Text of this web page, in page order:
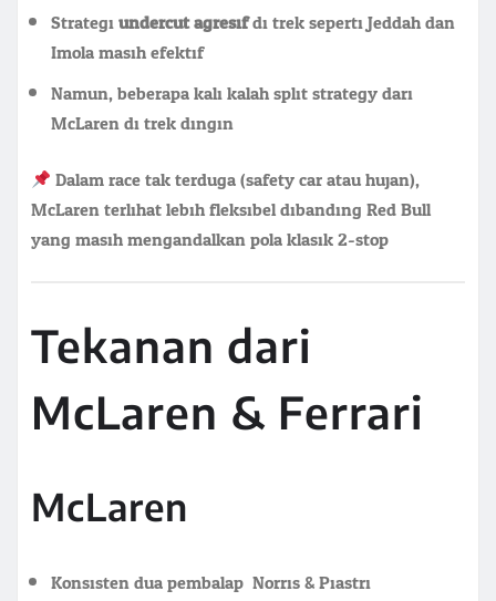
Strategiundercut agresifdi trek seperti Jeddah dan
Imola masih efektif
Namun, beberapa kali kalah split strategy dari
McLaren di trek dingin
Dalam race tak terduga (safety car atau hujan),
McLaren terlihat lebih fleksibel dibanding Red Bull
yang masih mengandalkan pola klasik 2-stop.
Tekanan dari
McLaren & Ferrari
McLaren
Konsisten dua pembalap: Norris & Piastri